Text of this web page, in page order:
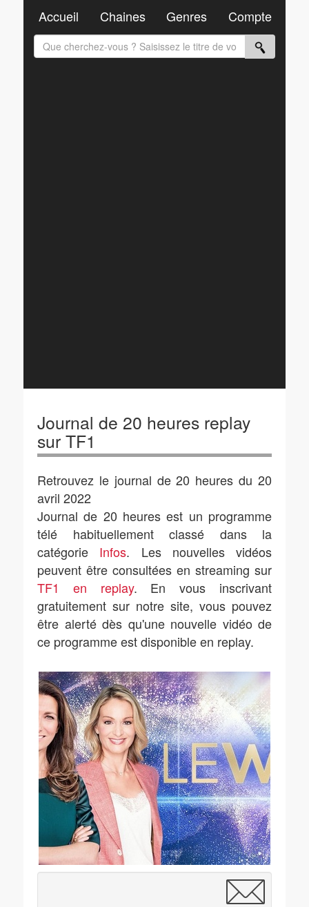
Journal de 20 heures replay
sur TF1
Retrouvez le journal de 20 heures du 20
avril 2022
Journal de 20 heures est un programme
télé habituellement classé dans la
catégorie Infos. Les nouvelles vidéos
peuvent être consultées en streaming sur
TF1 en replay. En vous inscrivant
gratuitement sur notre site, vous pouvez
être alerté dès qu'une nouvelle vidéo de
ce programme est disponible en replay.
Accueil Chaines Genres Compte